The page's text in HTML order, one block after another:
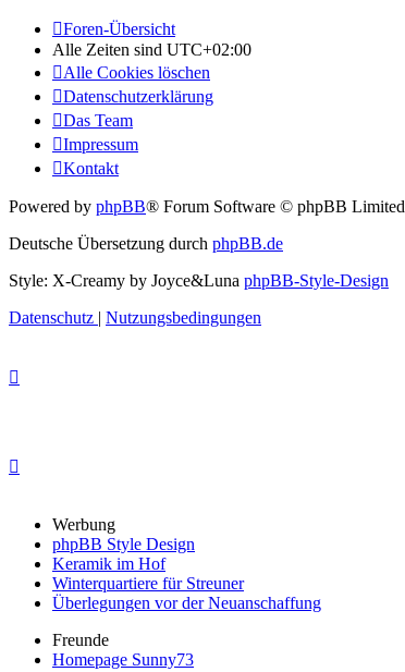
Foren-Übersicht
Alle Zeiten sind UTC+02:00
Alle Cookies löschen
Datenschutzerklärung
Das Team
Impressum
Kontakt
Powered by phpBB® Forum Software © phpBB Limited
Deutsche Übersetzung durch phpBB.de
Style: X-Creamy by Joyce&Luna phpBB-Style-Design
Datenschutz | Nutzungsbedingungen
Werbung
phpBB Style Design
Keramik im Hof
Winterquartiere für Streuner
Überlegungen vor der Neuanschaffung
Freunde
Homepage Sunny73